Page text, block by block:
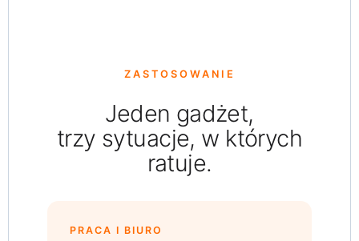
ZASTOSOWANIE
Jeden gadżet,
trzy sytuacje, w których
ratuje.
PRACA I BIURO